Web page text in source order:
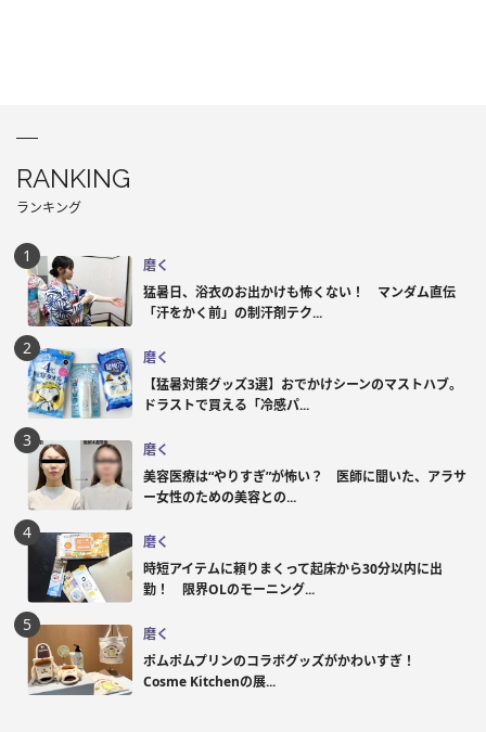
RANKING
ランキング
磨く
猛暑日、浴衣のお出かけも怖くない！ マンダム直伝
「汗をかく前」の制汗剤テク...
磨く
【猛暑対策グッズ3選】おでかけシーンのマストハブ。
ドラストで買える「冷感パ...
磨く
美容医療は“やりすぎ”が怖い？ 医師に聞いた、アラサ
ー女性のための美容との...
磨く
時短アイテムに頼りまくって起床から30分以内に出
勤！ 限界OLのモーニング...
磨く
ポムポムプリンのコラボグッズがかわいすぎ！
Cosme Kitchenの展...